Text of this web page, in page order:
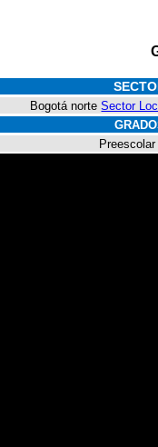
Bogotá norteSector
Preescolar